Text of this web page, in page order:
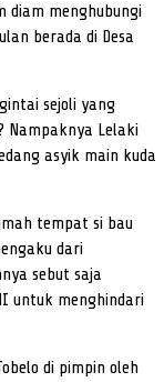
diam menghubungi
berada di Desa
sejoli yang
Nampaknya Lelaki
asyik main kuda
tempat si bau
dari
sebut saja
untuk menghindari
di pimpin oleh